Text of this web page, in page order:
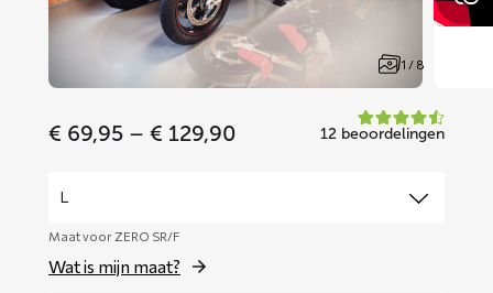
1 / 8
€ 69,95 – € 129,90 12 beoordelingen
Maat voor ZERO SR/F
Wat is mijn maat?